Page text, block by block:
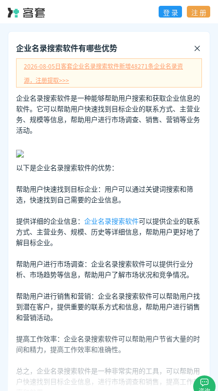
登 录 注 册
企业名录搜索软件有哪些优势
2026-08-05日客套企业名录搜索软件新增48271条企业名录资
源，注册提取>>>
企业名录搜索软件是一种能够帮助用户搜索和获取企业信息的
软件。它可以帮助用户快速找到目标企业的联系方式、主营业
务、规模等信息，帮助用户进行市场调查、销售、营销等业务
活动。
以下是企业名录搜索软件的优势：
帮助用户快速找到目标企业：用户可以通过关键词搜索和筛
选，快速找到自己需要的企业信息。
提供详细的企业信息： 企业名录搜索软件可以提供企业的联系
方式、主营业务、规模、历史等详细信息，帮助用户更好地了
解目标企业。
帮助用户进行市场调查：企业名录搜索软件可以提供行业分
析、市场趋势等信息，帮助用户了解市场状况和竞争情况。
帮助用户进行销售和营销：企业名录搜索软件可以帮助用户找
到潜在客户，提供重要的联系方式和信息，帮助用户进行销售
和营销活动。
提高工作效率：企业名录搜索软件可以帮助用户节省大量的时
间和精力，提高工作效率和准确性。
总之，企业名录搜索软件是一种非常实用的工具，可以帮助用
户快速找到目标企业信息，进行市场调查和销售，提高工作效